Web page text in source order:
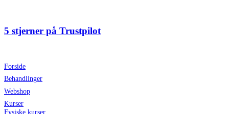
indhold
5 stjerner på Trustpilot
Forside
Behandlinger
Webshop
Kurser
Fysiske kurser